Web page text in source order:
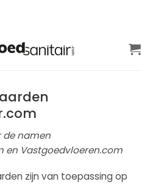
de namen
en Vastgoedvloeren.com
zijn van toepassing op